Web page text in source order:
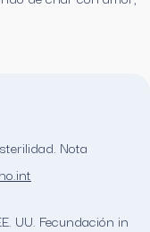
Nota
UU. Fecundación in